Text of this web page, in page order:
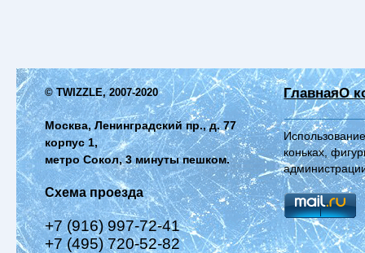
© TWIZZLE, 2007-2020
Москва, Ленинградский пр., д. 77
корпус 1,
метро Сокол, 3 минуты пешком.
Схема проезда
+7 (916) 997-72-41
+7 (495) 720-52-82
ГлавнаяО
коньках,